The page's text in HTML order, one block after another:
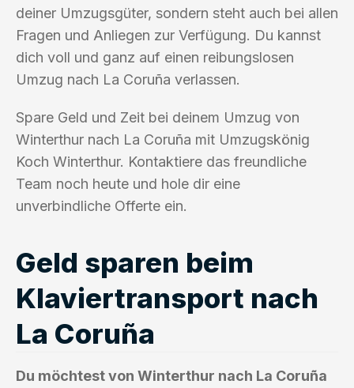
deiner Umzugsgüter, sondern steht auch bei allen
Fragen und Anliegen zur Verfügung. Du kannst
dich voll und ganz auf einen reibungslosen
Umzug nach La Coruña verlassen.
Spare Geld und Zeit bei deinem Umzug von
Winterthur nach La Coruña mit Umzugskönig
Koch Winterthur. Kontaktiere das freundliche
Team noch heute und hole dir eine
unverbindliche Offerte ein.
Geld sparen beim
Klaviertransport nach
La Coruña
Du möchtest von Winterthur nach La Coruña